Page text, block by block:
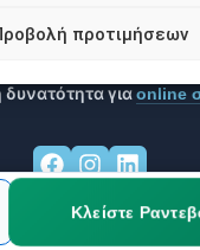
προτιμήσεων
Κλείστε
άμεσα περιοχές όπως
δυνατότητα γιαonline